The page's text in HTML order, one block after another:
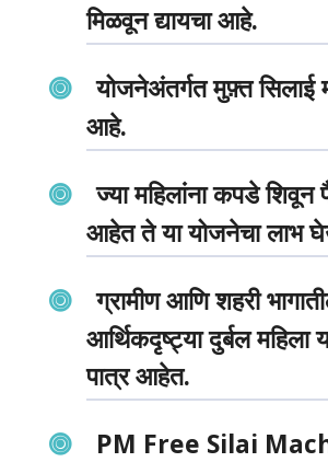
मिळवून द्यायचा आहे.
योजनेअंतर्गत मुफ़्त सिलाई
आहे.
ज्या महिलांना कपडे
आहेत ते या योजनेचा लाभ
ग्रामीण आणि शहरी
आर्थिकदृष्ट्या दुर्बल महिला
पात्र आहेत.
PM Free Silai